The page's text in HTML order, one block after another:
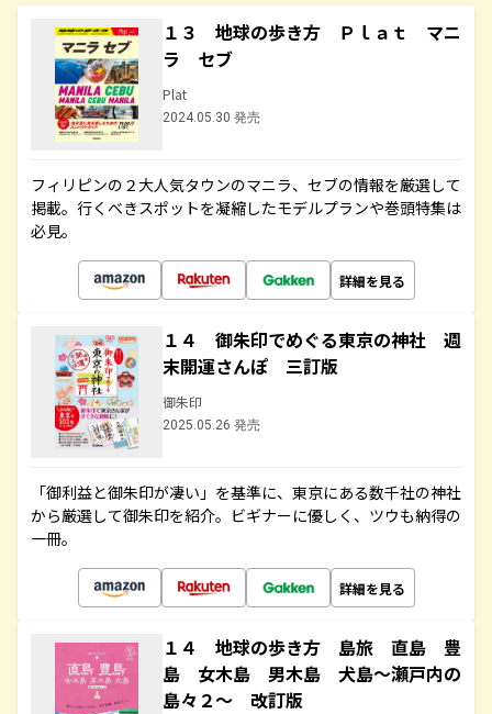
１３ 地球の歩き方 Ｐｌａｔ マニ
ラ セブ
Plat
2024.05.30 発売
フィリピンの２大人気タウンのマニラ、セブの情報を厳選して
掲載。行くべきスポットを凝縮したモデルプランや巻頭特集は
必見。
詳細を見る
１４ 御朱印でめぐる東京の神社 週
末開運さんぽ 三訂版
御朱印
2025.05.26 発売
「御利益と御朱印が凄い」を基準に、東京にある数千社の神社
から厳選して御朱印を紹介。ビギナーに優しく、ツウも納得の
一冊。
詳細を見る
１４ 地球の歩き方 島旅 直島 豊
島 女木島 男木島 犬島～瀬戸内の
島々２～ 改訂版